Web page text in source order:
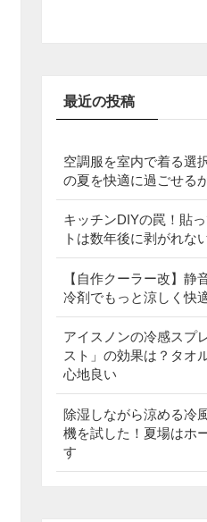
最近の投稿
空調服を室内で着る選
の夏を快適に過ごせる
キッチンDIYの罠！貼
トは数年後に剥がれな
【自作クーラー改】静
冷剤でもっと涼しく快
アイスノンの冷感スプ
スト」の効果は？タオ
心地良い
除湿しながら涼める冷
機を試した！夏場はホ
す